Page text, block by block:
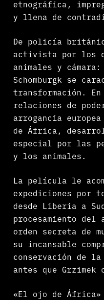
etnográfica,
y llena de
De policía
activista por los
animales y
Schomburgk se
transformación.
relaciones de
arrogancia
de África,
especial por las
y los animales.
La película le
expediciones por
desde Liberia a
procesamiento del
orden secreta de
su incansable
conservación de
antes que Grzimek
«El ojo de